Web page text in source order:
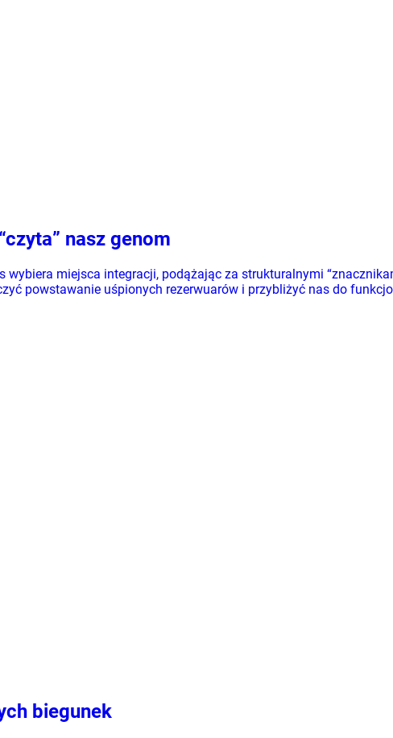
nasz genom
miejsca integracji, podążając za strukturalnymi
powstawanie uśpionych rezerwuarów i przybliżyć nas do
biegunek